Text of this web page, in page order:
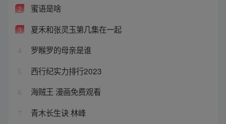
2 蜜语是啥
3 夏禾和张灵玉第几集在一起
4 罗睺罗的母亲是谁
5 西行纪实力排行2023
6 海贼王 漫画免费观看
7 青木长生诀 林峰